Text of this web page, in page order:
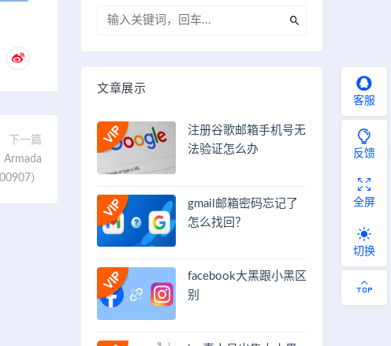
下一篇
）
文章展示
注册谷歌邮箱手机号无
法验证怎么办
gmail邮箱密码忘记了
怎么找回？
facebook大黑跟小黑区
别
客服
反馈
全屏
切换